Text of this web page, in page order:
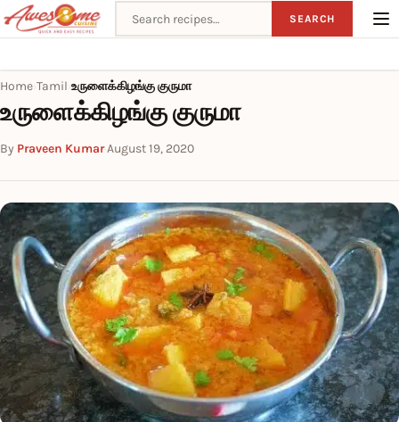
Search recipes SEARCH
Home Tamil உருளைக்கிழங்கு குருமா
உருளைக்கிழங்கு குருமா
By Praveen Kumar·August 19, 2020